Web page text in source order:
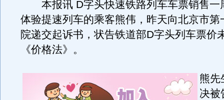
本报讯 D字头快速铁路列车车票销售一
体验提速列车的乘客熊伟，昨天向北京市第
院递交起诉书，状告铁道部D字头列车票价
《价格法》。
熊先
决被